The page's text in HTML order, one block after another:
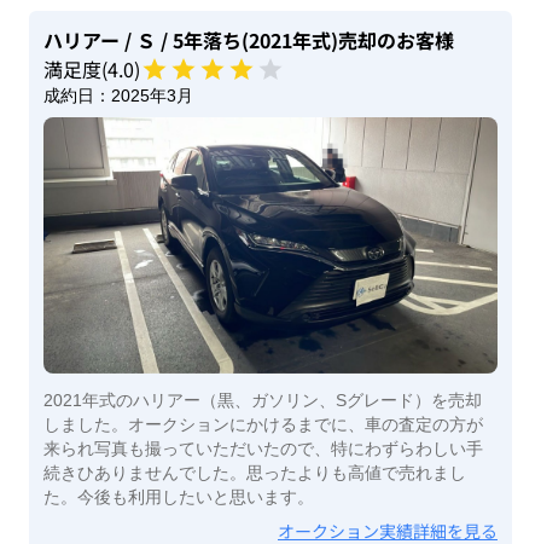
ハリアー / Ｓ / 5年落ち(2021年式)売却のお客様
満足度(4.0)
成約日： 2025年3月
2021年式のハリアー（黒、ガソリン、Sグレード）を売却
しました。オークションにかけるまでに、車の査定の方が
来られ写真も撮っていただいたので、特にわずらわしい手
続きひありませんでした。思ったよりも高値で売れまし
た。今後も利用したいと思います。
オークション実績詳細を見る